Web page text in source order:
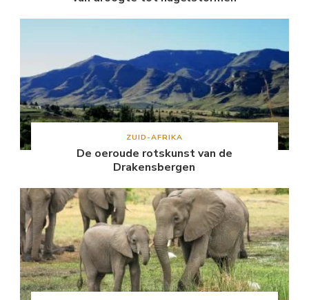
ZUID-AFRIKA
De oeroude rotskunst van de
Drakensbergen